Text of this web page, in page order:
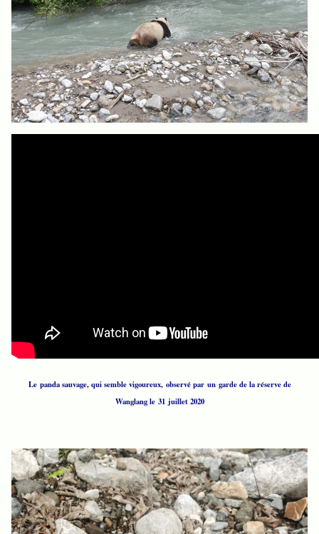
Le panda sauvage, qui semble vigoureux, observé par un garde de la réserve de
Wanglang le 31 juillet 2020